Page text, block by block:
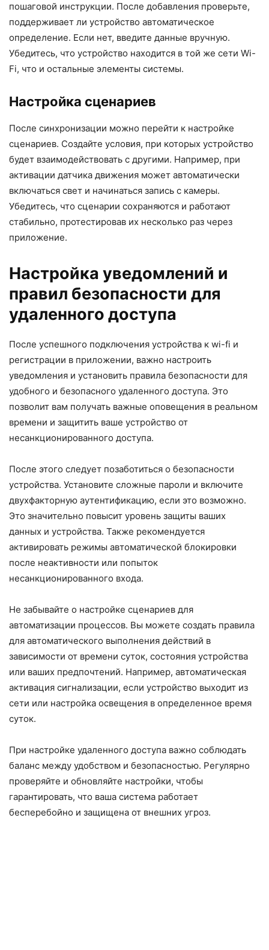
пошаговой инструкции. После добавления проверьте,
поддерживает ли устройство автоматическое
определение. Если нет, введите данные вручную.
Убедитесь, что устройство находится в той же сети Wi-
Fi, что и остальные элементы системы.
Настройка сценариев
После синхронизации можно перейти к настройке
сценариев. Создайте условия, при которых устройство
будет взаимодействовать с другими. Например, при
активации датчика движения может автоматически
включаться свет и начинаться запись с камеры.
Убедитесь, что сценарии сохраняются и работают
стабильно, протестировав их несколько раз через
приложение.
Настройка уведомлений и
правил безопасности для
удаленного доступа
После успешного подключения устройства к wi-fi и
регистрации в приложении, важно настроить
уведомления и установить правила безопасности для
удобного и безопасного удаленного доступа. Это
позволит вам получать важные оповещения в реальном
времени и защитить ваше устройство от
несанкционированного доступа.
После этого следует позаботиться о безопасности
устройства. Установите сложные пароли и включите
двухфакторную аутентификацию, если это возможно.
Это значительно повысит уровень защиты ваших
данных и устройства. Также рекомендуется
активировать режимы автоматической блокировки
после неактивности или попыток
несанкционированного входа.
Не забывайте о настройке сценариев для
автоматизации процессов. Вы можете создать правила
для автоматического выполнения действий в
зависимости от времени суток, состояния устройства
или ваших предпочтений. Например, автоматическая
активация сигнализации, если устройство выходит из
сети или настройка освещения в определенное время
суток.
При настройке удаленного доступа важно соблюдать
баланс между удобством и безопасностью. Регулярно
проверяйте и обновляйте настройки, чтобы
гарантировать, что ваша система работает
бесперебойно и защищена от внешних угроз.